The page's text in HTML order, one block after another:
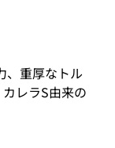
、重厚なトル
レラS由来の